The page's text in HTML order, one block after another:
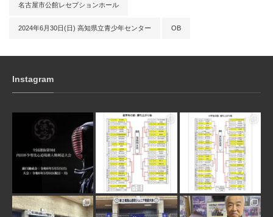
名古屋市公館レセプションホール
2024年6月30日(日) 高知県立青少年センター OB
Instagram
1月 31 1月 31
1月 30 1月 30 1月 28